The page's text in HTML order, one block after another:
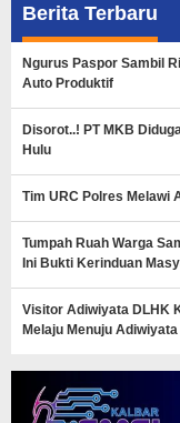
Berita Terbaru
Ngurus Paspor Sambil
Auto Produktif
Disorot..! PT MKB
Hulu
Tim URC Polres Melawi
Tumpah Ruah Warga
Ini Bukti Kerinduan
Visitor Adiwiyata DLHK
Melaju Menuju